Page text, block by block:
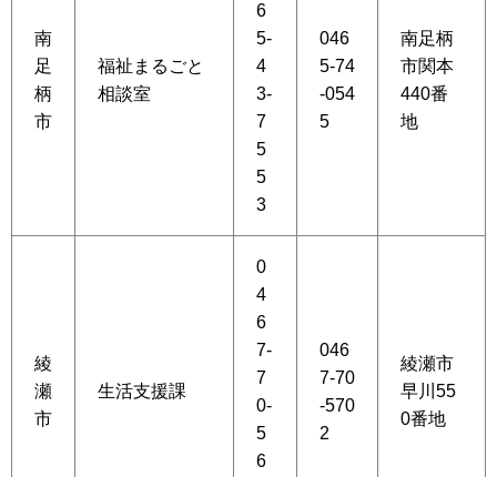
南
足
柄
市
福祉まるごと
相談室
6
5-
4
3-
7
5
5
3
046
5-74
-054
5
南足柄
市関本
440番
地
綾
瀬
市
生活支援課
0
4
6
7-
7
0-
5
6
046
7-70
-570
2
綾瀬市
早川55
0番地